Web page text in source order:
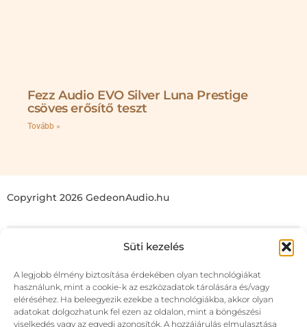
Süti kezelés
A legjobb élmény biztosítása érdekében olyan technológiákat
használunk, mint a cookie-k az eszközadatok tárolására és/vagy
eléréséhez. Ha beleegyezik ezekbe a technológiákba, akkor olyan
adatokat dolgozhatunk fel ezen az oldalon, mint a böngészési
viselkedés vagy az egyedi azonosítók. A hozzájárulás elmulasztása
Fezz Audio EVO Silver Luna Prestige
csöves erősítő teszt
Tovább »
Copyright 2026 GedeonAudio.hu